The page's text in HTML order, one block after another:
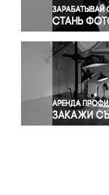
Религия
Светская
Спорт
Экология